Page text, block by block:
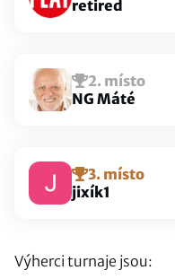
retired
2. místo
NG Máté
3. místo
jixík1
Výherci turnaje jsou: